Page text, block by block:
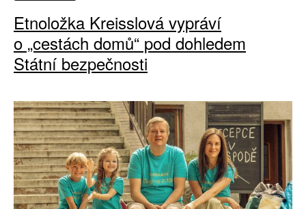
Etnoložka Kreisslová vypráví
o „cestách domů“ pod dohledem
Státní bezpečnosti